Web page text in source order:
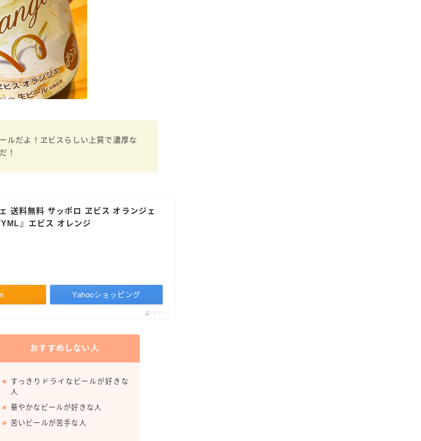
ルだよ！ヱビスらしい上質で濃厚な
！
送料無料 サッポロ ヱビス オランジェ
』エビス オレンジ
Yahooショッピング
ポチップ
おすすめしない人
すっきりドライなビールが好きな
人
華やかなビールが好きな人
苦いビールが苦手な人